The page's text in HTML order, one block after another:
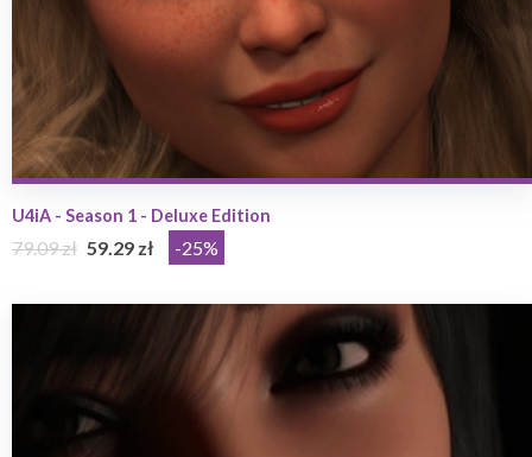
U4iA - Season 1 - Deluxe Edition
79.09 zł 59.29 zł -25%